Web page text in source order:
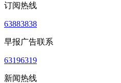
订阅热线
63883838
早报广告联系
63196319
新闻热线